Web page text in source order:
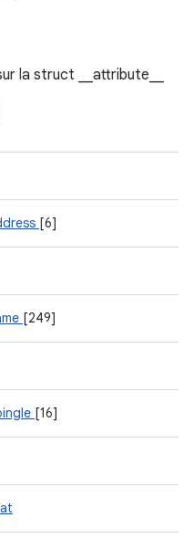
la struct __attribute__
[6]
[249]
[16]